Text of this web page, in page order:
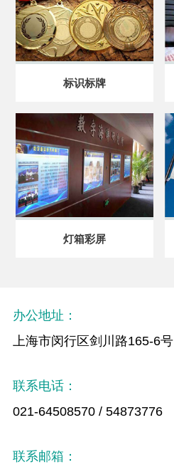
标识标牌
灯箱彩屏
办公地址：
上海市闵行区剑川路165-6号
联系电话：
021-64508570 / 54873776
联系邮箱：